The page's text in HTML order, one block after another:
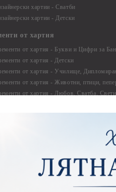
хартии - Сватби
хартии - Детски
от хартия
от хартия - Букви и Цифри за
от хартия - Детски
от хартия - Училище,
от хартия - Животни, птици,
от хартия - Любов, Сватба,
от хартия - Морски
от хартия - Къщи, Врати,